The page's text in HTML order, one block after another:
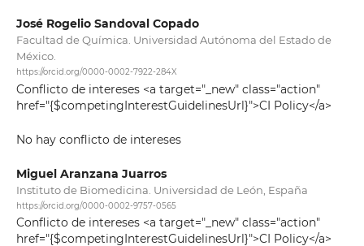
José Rogelio Sandoval Copado
Facultad de Química. Universidad Autónoma del Estado de
México.
https://orcid.org/0000-0002-7922-284X
Conflicto de intereses <a target="_new" class="action"
href="{$competingInterestGuidelinesUrl}">CI Policy</a>
No hay conflicto de intereses
Miguel Aranzana Juarros
Instituto de Biomedicina. Universidad de León, España
https://orcid.org/0000-0002-9757-0565
Conflicto de intereses <a target="_new" class="action"
href="{$competingInterestGuidelinesUrl}">CI Policy</a>